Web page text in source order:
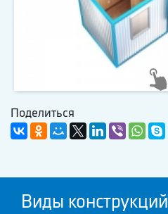
Поделиться
Виды конструкций